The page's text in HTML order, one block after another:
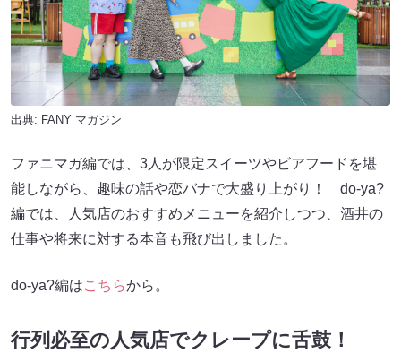
出典: FANY マガジン
ファニマガ編では、3人が限定スイーツやビアフードを堪
能しながら、趣味の話や恋バナで大盛り上がり！
do-ya?
編では、人気店のおすすめメニューを紹介しつつ、酒井の
仕事や将来に対する本音も飛び出しました。
do-ya?編はこちらから。
行列必至の人気店でクレープに舌鼓！